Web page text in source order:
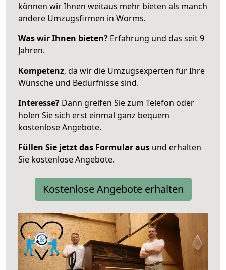
können wir Ihnen weitaus mehr bieten als manch
andere Umzugsfirmen in Worms.
Was wir Ihnen bieten? Erfahrung und das seit 9
Jahren.
Kompetenz, da wir die Umzugsexperten für Ihre
Wünsche und Bedürfnisse sind.
Interesse? Dann greifen Sie zum Telefon oder
holen Sie sich erst einmal ganz bequem
kostenlose Angebote.
Füllen Sie jetzt das Formular aus und erhalten
Sie kostenlose Angebote.
Kostenlose Angebote erhalten